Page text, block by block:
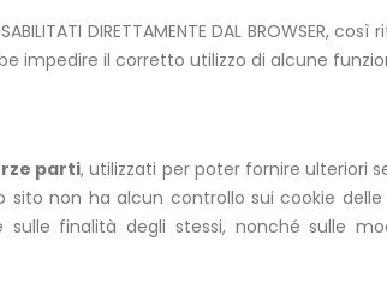
DIRETTAMENTE DAL BROWSER,
impedire il corretto utilizzo di alcune
parti, utilizzati per poter fornire ulteriori
non ha alcun controllo sui cookie
finalità degli stessi, nonché sulle